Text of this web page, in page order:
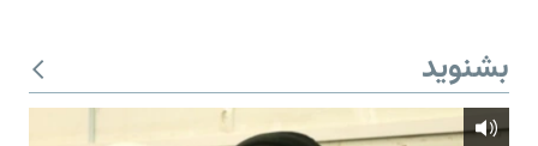
بشنوید